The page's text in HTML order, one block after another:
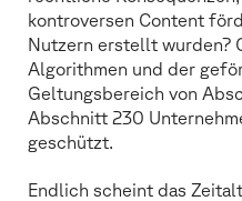
kontroversen Content
Nutzern erstellt wurden?
Algorithmen und der
Geltungsbereich von
Abschnitt 230
geschützt.
Endlich scheint das